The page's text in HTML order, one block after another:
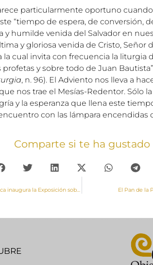
particularmente oportuno
“tiempo de espera, de conversión,
y humilde venida del Salvador en
y gloriosa venida de Cristo, Señor
la cual invita con frecuencia la liturgia
y sobre todo de Juan
, n. 96). El Adviento nos lleva a
nos trae el Mesías-Redentor. Sólo
y la esperanza que llena este
con las lámpara encendidas
Comparte si te ha gustado
El Pan de la